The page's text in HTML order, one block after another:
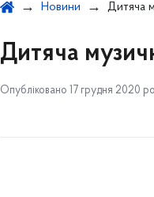
Новини Дитяча
Дитяча
Опубліковано 17 грудня 2020